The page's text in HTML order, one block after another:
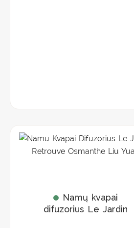
Namų kvapai
difuzorius Le Jardin